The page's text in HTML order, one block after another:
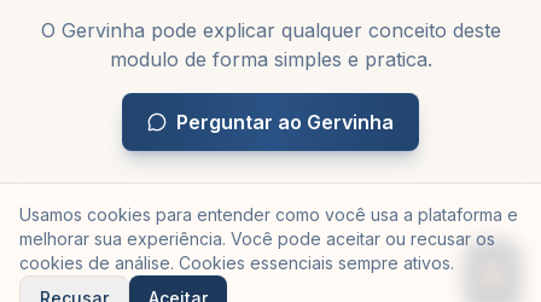
O Gervinha pode explicar qualquer conceito deste
modulo de forma simples e pratica.
Perguntar ao Gervinha
Usamos cookies para entender como você usa a plataforma e
melhorar sua experiência. Você pode aceitar ou recusar os
cookies de análise. Cookies essenciais sempre ativos.
Recusar
Aceitar